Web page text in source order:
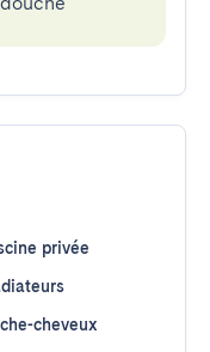
privée
cheveux